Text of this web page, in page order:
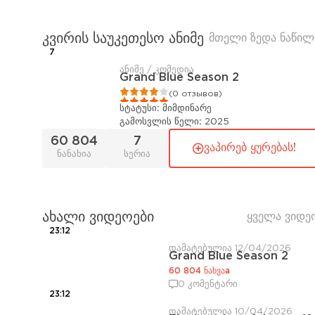
კვირის საუკეთესო ანიმე მთელი ზედა
7
ანიმე / კომედია
Grand Blue Season 2
(0 отзывов)
სტატუსი: მიმდინარე
გამოსვლის წელი: 2025
60 804
ნანახია
7
სერია
ვაპირებ ყურებას!
ახალი ვიდეოები ყველა
23:12
დამატებულია 12/04/2026
Grand Blue Season 2
60 804 ნახვაа
0 კომენტარი
23:12
დამატებულია 10/04/2026